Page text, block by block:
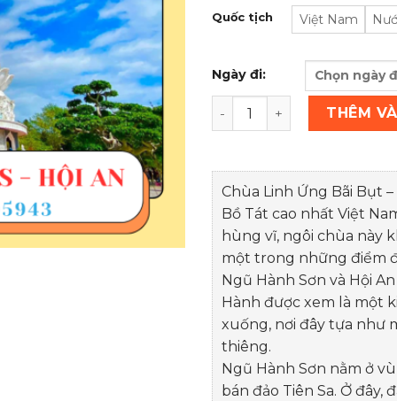
Quốc tịch Việt Nam
Ngày đi:
Tour Linh Ứng - Ngũ Hành
THÊM
Chùa Linh Ứng Bãi Bụt
Bồ Tát cao nhất Việt
hùng vĩ, ngôi chùa này
một trong những điểm
Ngũ Hành Sơn và Hội
Hành được xem là một
xuống, nơi đây tựa như
thiêng.
Ngũ Hành Sơn nằm ở
bán đảo Tiên Sa. Ở đây,